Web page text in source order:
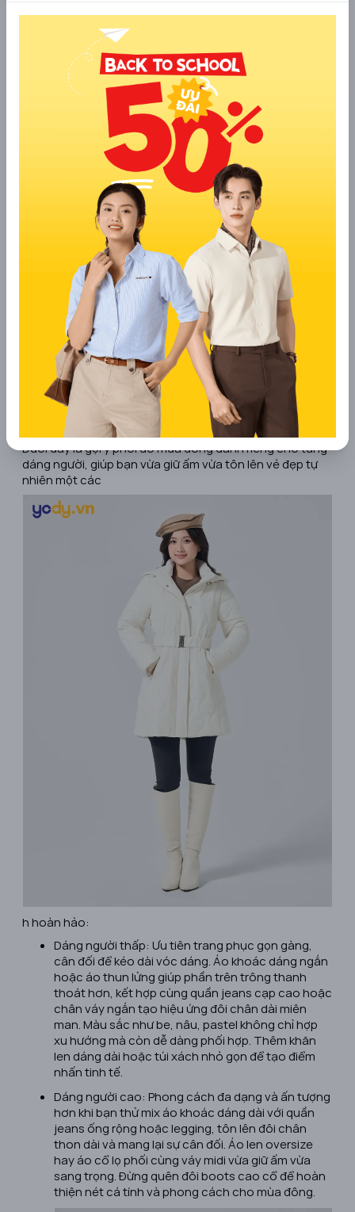
2.8 Phối đồ với các phụ kiện
Phụ kiện chính là “chìa khóa” để nâng tầm phong cách
mùa đông của bạn, biến bộ đồ đơn giản trở nên nổi bật
và cuốn hút hơn:
Khăn len mềm mại: Vừa giữ ấm hiệu quả, vừa tạo
điểm nhấn tinh tế khi kết hợp với áo khoác dáng
dài hoặc áo len cổ lọ, mang đến vẻ sang trọng, nữ
Mũ len: Bảo vệ đầu khỏi gió lạnh, đồng thời giúp
bạn trông trẻ trung, năng động và đầy sức sống.
Găng tay da hoặc len: Giữ ấm đôi tay, đồng thời
tôn lên sự quý phái và thanh lịch cho tổng thể
trang phục.
Túi xách phù hợp: Lựa chọn túi nhỏ gọn, kiểu dáng
tinh tế để hoàn thiện set đồ, giúp bạn thêm phần
thời thượng và cuốn hút mọi ánh nhìn.
3. Hướng dẫn phối đồ mùa đông nữ
theo dáng người
Dưới đây là gợi ý phối đồ mùa đông dành riêng cho từng
dáng người, giúp bạn vừa giữ ấm vừa tôn lên vẻ đẹp tự
nhiên một các
h hoàn hảo:
Dáng người thấp: Ưu tiên trang phục gọn gàng,
cân đối để kéo dài vóc dáng. Áo khoác dáng ngắn
hoặc áo thun lửng giúp phần trên trông thanh
thoát hơn, kết hợp cùng quần jeans cạp cao hoặc
chân váy ngắn tạo hiệu ứng đôi chân dài miên
man. Màu sắc như be, nâu, pastel không chỉ hợp
xu hướng mà còn dễ dàng phối hợp. Thêm khăn
len dáng dài hoặc túi xách nhỏ gọn để tạo điểm
nhấn tinh tế.
Dáng người cao: Phong cách đa dạng và ấn tượng
hơn khi bạn thử mix áo khoác dáng dài với quần
jeans ống rộng hoặc legging, tôn lên đôi chân
thon dài và mang lại sự cân đối. Áo len oversize
hay áo cổ lọ phối cùng váy midi vừa giữ ấm vừa
sang trọng. Đừng quên đôi boots cao cổ để hoàn
thiện nét cá tính và phong cách cho mùa đông.